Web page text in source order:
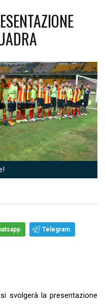
Telegram
svolgerà la presentazione